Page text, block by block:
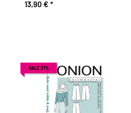
13,90 € *
SALE 37%